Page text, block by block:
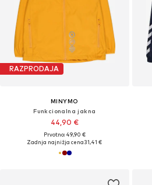
RAZPRODAJA
MINYMO
Funkcionalna jakna
44,90 €
Prvotno: 49,90 €
Zadnja najnižja cena31,41 €